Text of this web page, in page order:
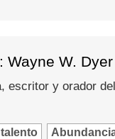
Wayne W. Dyer
escritor y orador